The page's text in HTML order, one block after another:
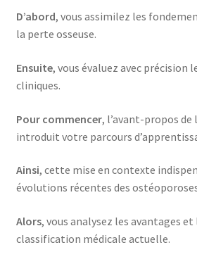
D’abord, vous assimilez les
la perte osseuse.
Ensuite, vous évaluez avec précision
cliniques.
Pour commencer, l’avant-propos
introduit votre parcours
Ainsi, cette mise en contexte
évolutions récentes des
Alors, vous analysez les avantages
classification médicale actuelle.